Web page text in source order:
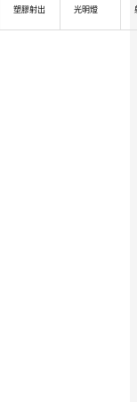
塑膠射出 光明燈